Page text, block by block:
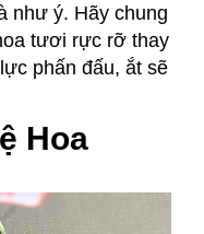
như ý. Hãy chung
tươi rực rỡ thay
phấn đấu, ắt sẽ
Hoa